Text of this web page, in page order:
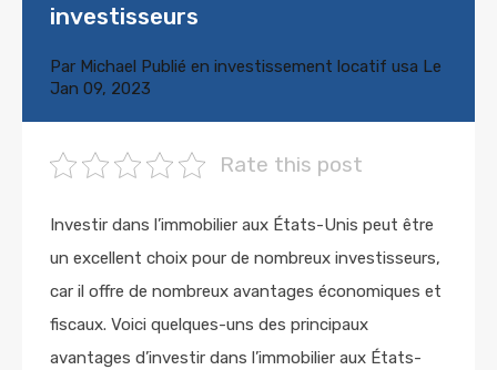
investisseurs
Par Michael Publié en investissement locatif usa Le
Jan 09, 2023
Rate this post
Investir dans l’immobilier aux États-Unis peut être
un excellent choix pour de nombreux investisseurs,
car il offre de nombreux avantages économiques et
fiscaux. Voici quelques-uns des principaux
avantages d’investir dans l’immobilier aux États-